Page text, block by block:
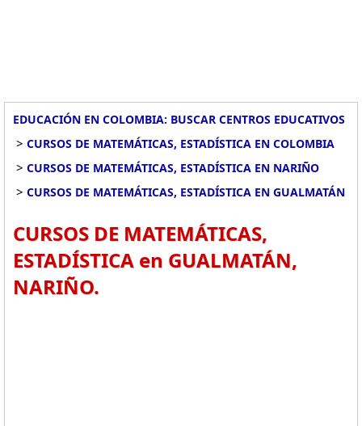
EDUCACIÓN EN COLOMBIA: BUSCAR CENTROS EDUCATIVOS
> CURSOS DE MATEMÁTICAS, ESTADÍSTICA EN COLOMBIA
> CURSOS DE MATEMÁTICAS, ESTADÍSTICA EN NARIÑO
> CURSOS DE MATEMÁTICAS, ESTADÍSTICA EN GUALMATÁN
CURSOS DE MATEMÁTICAS,
ESTADÍSTICA en GUALMATÁN,
NARIÑO.